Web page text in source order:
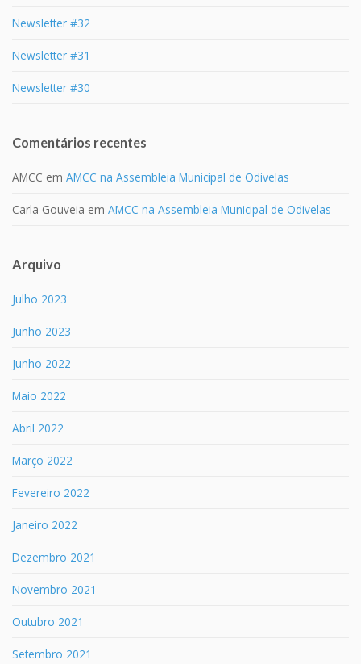
Newsletter #32
Newsletter #31
Newsletter #30
Comentários recentes
AMCC em AMCC na Assembleia Municipal de Odivelas
Carla Gouveia em AMCC na Assembleia Municipal de Odivelas
Arquivo
Julho 2023
Junho 2023
Junho 2022
Maio 2022
Abril 2022
Março 2022
Fevereiro 2022
Janeiro 2022
Dezembro 2021
Novembro 2021
Outubro 2021
Setembro 2021